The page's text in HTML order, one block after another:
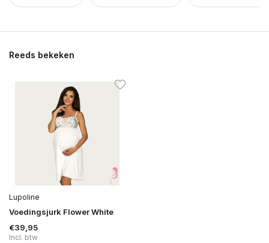
Reeds bekeken
Lupoline
Voedingsjurk Flower White
€39,95
Incl. btw